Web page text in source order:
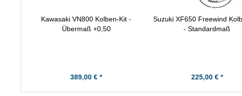
Kawasaki VN800 Kolben-Kit -
Übermaß +0,50
389,00 € *
Suzuki XF650 Freewind
- Standardmaß
225,00 € *